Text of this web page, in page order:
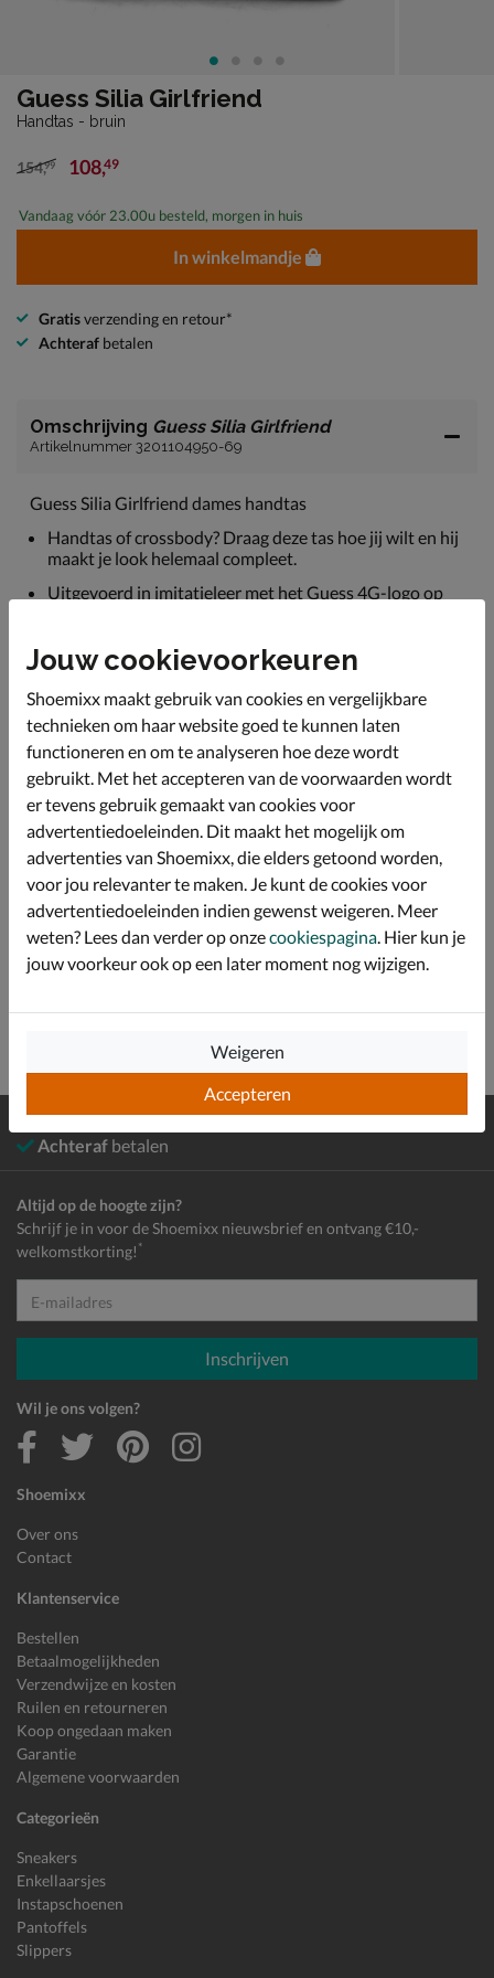
Guess Silia Girlfriend
Handtas - bruin
van € 154,99 voor € 108,49
154,99 108,49
Vandaag vóór 23.00u besteld, morgen in huis
In winkelmandje
Gratisverzending en retour*
Achteraf betalen
Omschrijving Guess Silia Girlfriend
Artikelnummer 3201104950-69
Guess Silia Girlfriend dames handtas
Handtas of crossbody? Draag deze tas hoe jij wilt en hij
maakt je look helemaal compleet.
Uitgevoerd in imitatieleer met het Guess 4G-logo op
De tas bestaat uit één hoofdvak welke afsluitbaar is
met de rits en twee kleinere vakken aan weerszijde van
het hoofdvak.
Afmetingen: 31x22x11 cm.
Specificaties
Over Guess
Bekijk meer
Gratisverzending en retour*
Achteraf betalen
Shoemixx
Over ons
Contact
Klantenservice
Bestellen
Betaalmogelijkheden
Verzendwijze en kosten
Ruilen en retourneren
Koop ongedaan maken
Garantie
Algemene voorwaarden
Categorieën
Sneakers
Enkellaarsjes
Instapschoenen
Pantoffels
Slippers
Altijd op de hoogte zijn?
Schrijf je in voor de Shoemixx nieuwsbrief en ontvang €10,-
welkomstkorting! *
E-mailadres
Inschrijven
Wil je ons volgen?
Jouw cookievoorkeuren
Shoemixx maakt gebruik van cookies en vergelijkbare
technieken om haar website goed te kunnen laten
functioneren en om te analyseren hoe deze wordt
gebruikt. Met het accepteren van de voorwaarden wordt
er tevens gebruik gemaakt van cookies voor
advertentiedoeleinden. Dit maakt het mogelijk om
advertenties van Shoemixx, die elders getoond worden,
voor jou relevanter te maken. Je kunt de cookies voor
advertentiedoeleinden indien gewenst weigeren. Meer
weten? Lees dan verder op onzecookiespagina. Hier kun je
jouw voorkeur ook op een later moment nog wijzigen.
Accepteren
Weigeren